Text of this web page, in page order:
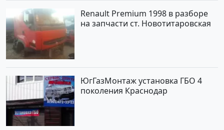
Renault Premium 1998 в разборе
на запчасти ст. Новотитаровская
ЮгГазМонтаж установка ГБО 4
поколения Краснодар